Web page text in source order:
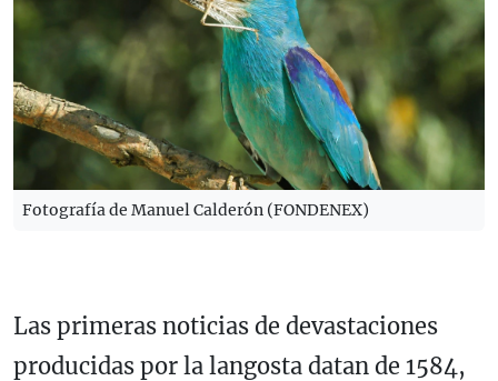
Fotografía de Manuel Calderón (FONDENEX)
Las primeras noticias de devastaciones
producidas por la langosta datan de 1584,